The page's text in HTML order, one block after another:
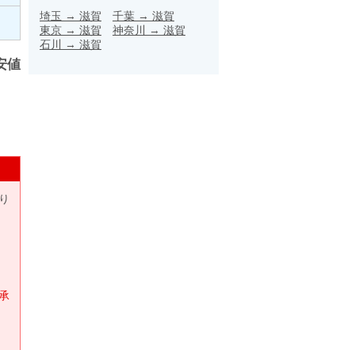
値
埼玉 → 滋賀 千葉 → 滋賀
東京 → 滋賀 神奈川 → 滋賀
石川
→ 滋賀